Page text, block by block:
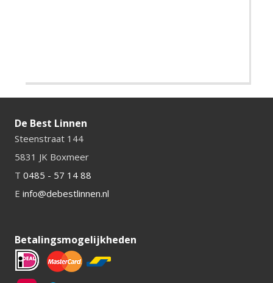
De Best Linnen
Steenstraat 144
5831 JK Boxmeer
T 0485 - 57 14 88
E info@debestlinnen.nl
Betalingsmogelijkheden